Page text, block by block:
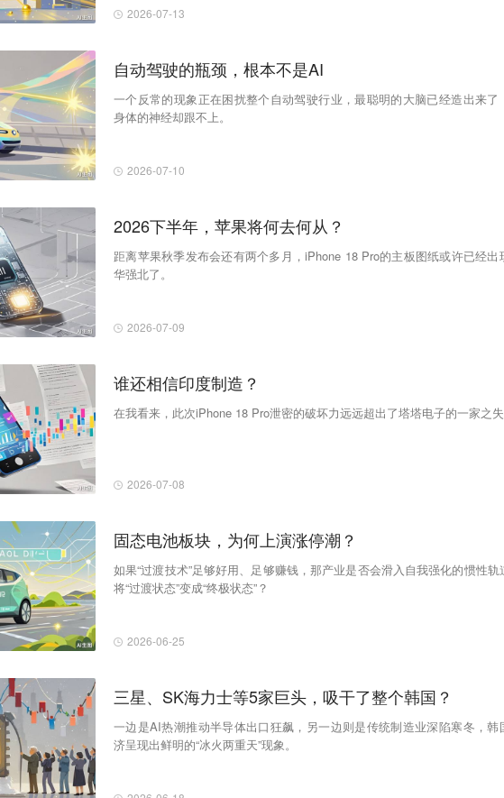
2026-07-13
自动驾驶的瓶颈，根本不是AI
一个反常的现象正在困扰整个自动驾驶行业，最聪明的大脑已经造出来了
身体的神经却跟不上。
2026-07-10
2026下半年，苹果将何去何从？
距离苹果秋季发布会还有两个多月，iPhone 18 Pro的主板图纸或许已经出
华强北了。
2026-07-09
谁还相信印度制造？
在我看来，此次iPhone 18 Pro泄密的破坏力远远超出了塔塔电子的一家之
2026-07-08
固态电池板块，为何上演涨停潮？
如果“过渡技术”足够好用、足够赚钱，那产业是否会滑入自我强化的惯性轨
将“过渡状态”变成“终极状态”？
2026-06-25
三星、SK海力士等5家巨头，吸干了整个韩国？
一边是AI热潮推动半导体出口狂飙，另一边则是传统制造业深陷寒冬，韩
济呈现出鲜明的“冰火两重天”现象。